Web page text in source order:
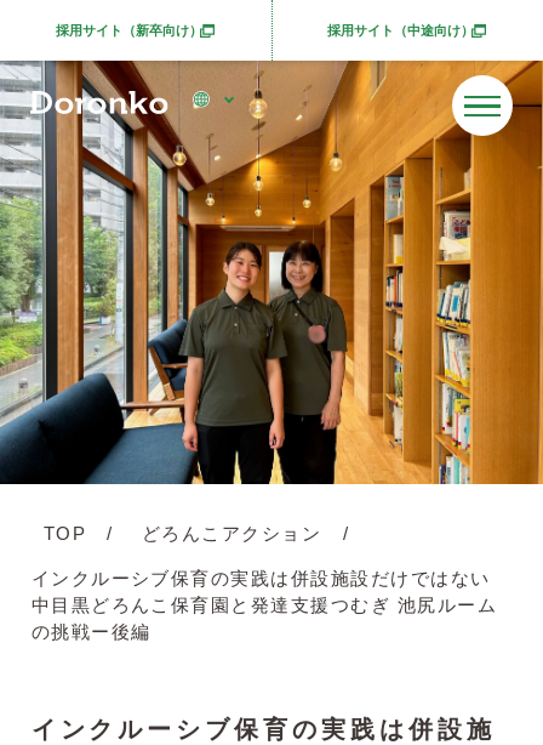
採用サイト（新卒向け）別ウィンドウで開きます 採用サイト（中途向け）別ウィンドウで開きま
TOP どろんこアクション
インクルーシブ保育の実践は併設施設だけではない
中目黒どろんこ保育園と発達支援つむぎ 池尻ルーム
の挑戦ー後編
インクルーシブ保育の実践は併設施